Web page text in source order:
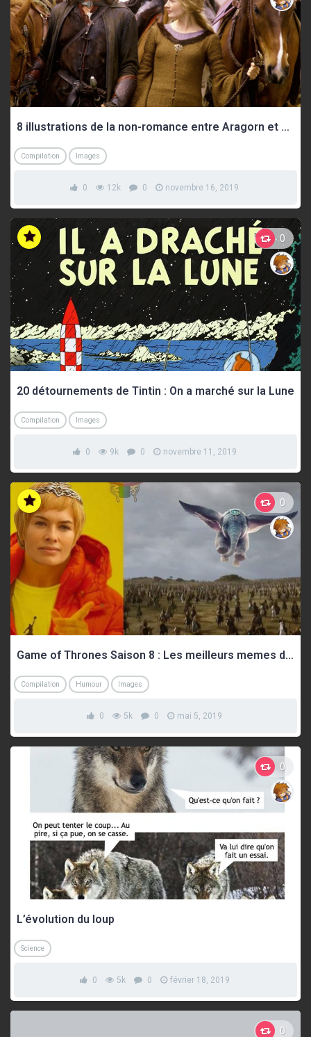
8 illustrations de la non-romance entre Aragorn et Éowyn
Compilation Images
0 12k 0 novembre 16, 2019
0
20 détournements de Tintin : On a marché sur la Lune
Compilation Images
0 9k 0 novembre 11, 2019
0
Game of Thrones Saison 8 : Les meilleurs memes de la première partie (SPOILERS !)
Compilation Humour Images
0 5k 0 mai 5, 2019
0
L’évolution du loup
Science
0 5k 0 février 18, 2019
0